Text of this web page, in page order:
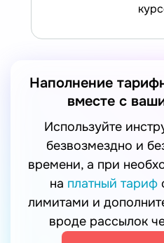
Наполнение
вместе с
Используйте инструменты SendPulse
безвозмездно и
времени, а при
на платный тариф
лимитами и
вроде рассылок